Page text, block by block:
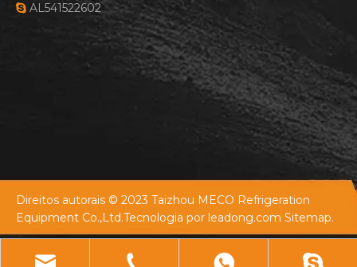
 AL541522602
Direitos autorais © 2023 Taizhou MECO Refrigeration
Equipment Co.,Ltd.Tecnologia por leadong.com Sitemap.